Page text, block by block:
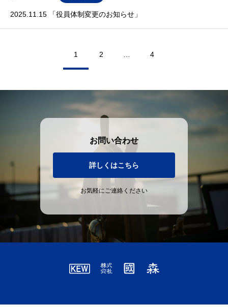
2025.11.15 「役員体制変更のお知らせ」
1 2 4
お問い合わせ
詳しくはこちら
お気軽にご連絡ください